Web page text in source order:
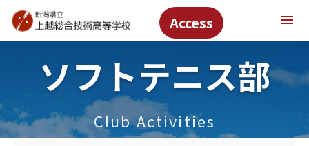
menu
Access
ソフトテニス部
Club Activities